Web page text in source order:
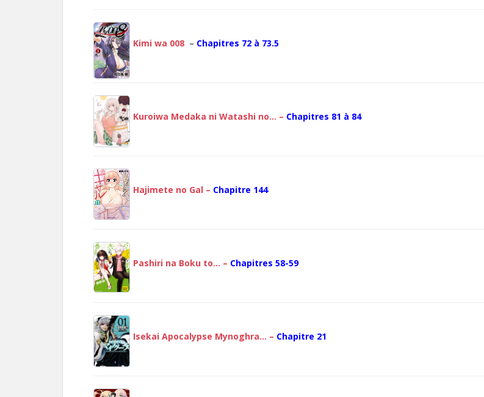
Kimi wa 008 – Chapitres 72 à 73.5
Kuroiwa Medaka ni Watashi no… – Chapitres 81 à 84
Hajimete no Gal – Chapitre 144
Pashiri na Boku to… – Chapitres 58-59
Isekai Apocalypse Mynoghra… – Chapitre 21